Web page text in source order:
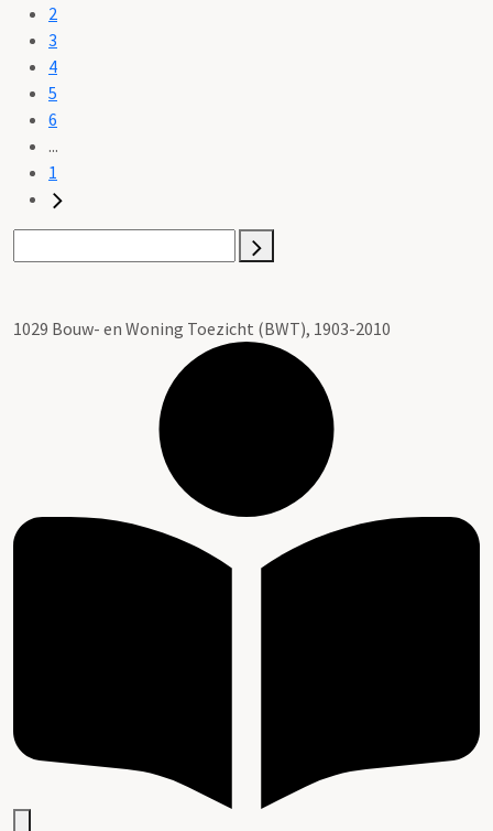
2
3
4
5
6
...
1
1029 Bouw- en Woning Toezicht (BWT), 1903-2010